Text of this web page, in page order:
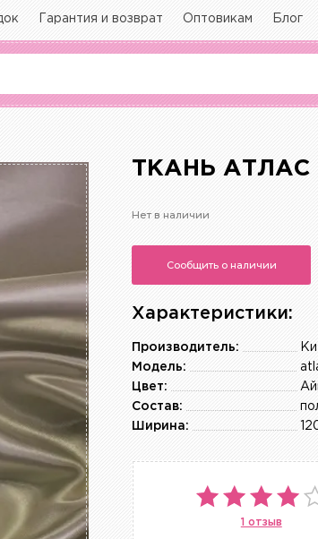
Гарантия и возврат Оптовикам Блог
ТКАНЬ АТЛАС
Нет в наличии
Сообщить о наличии
Характеристики:
Производитель:
Модель:
Цвет:
Состав:
Ширина:
1 отзыв